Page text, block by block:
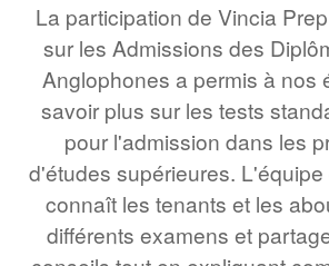
La participation de Vincia
sur les Admissions des
Anglophones a permis à nos
savoir plus sur les tests
pour l'admission dans les
d'études supérieures.
connaît les tenants et les
différents examens et